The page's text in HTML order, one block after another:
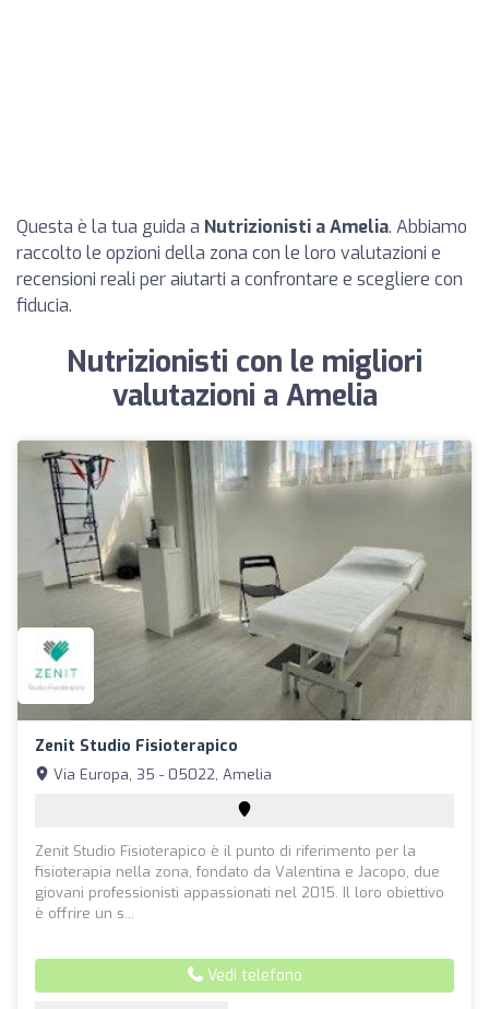
Questa è la tua guida a Nutrizionisti a Amelia. Abbiamo
raccolto le opzioni della zona con le loro valutazioni e
recensioni reali per aiutarti a confrontare e scegliere con
fiducia.
Nutrizionisti con le migliori
valutazioni a Amelia
Zenit Studio Fisioterapico
Via Europa, 35 - 05022, Amelia
Zenit Studio Fisioterapico è il punto di riferimento per la
fisioterapia nella zona, fondato da Valentina e Jacopo, due
giovani professionisti appassionati nel 2015. Il loro obiettivo
è offrire un s...
Vedi telefono